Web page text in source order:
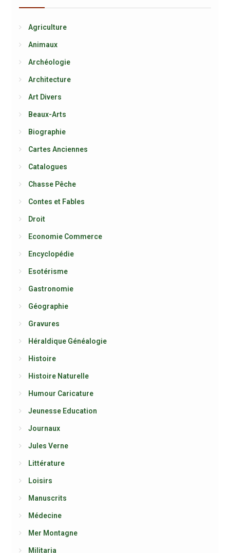
Agriculture
Animaux
Archéologie
Architecture
Art Divers
Beaux-Arts
Biographie
Cartes Anciennes
Catalogues
Chasse Pêche
Contes et Fables
Droit
Economie Commerce
Encyclopédie
Esotérisme
Gastronomie
Géographie
Gravures
Héraldique Généalogie
Histoire
Histoire Naturelle
Humour Caricature
Jeunesse Education
Journaux
Jules Verne
Littérature
Loisirs
Manuscrits
Médecine
Mer Montagne
Militaria